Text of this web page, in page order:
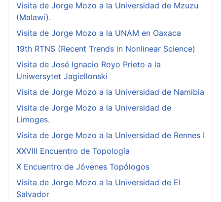
Visita de Jorge Mozo a la Universidad de Mzuzu
(Malawi).
Visita de Jorge Mozo a la UNAM en Oaxaca
19th RTNS (Recent Trends in Nonlinear Science)
Visita de José Ignacio Royo Prieto a la
Uniwersytet Jagiellonski
Visita de Jorge Mozo a la Universidad de Namibia
Visita de Jorge Mozo a la Universidad de
Limoges.
Visita de Jorge Mozo a la Universidad de Rennes I
XXVIII Encuentro de Topología
X Encuentro de Jóvenes Topólogos
Visita de Jorge Mozo a la Universidad de El
Salvador